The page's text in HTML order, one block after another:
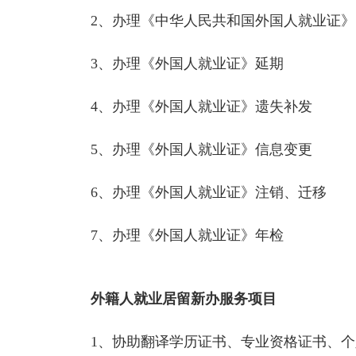
2、办理《中华人民共和国外国人就业证》
3、办理《外国人就业证》延期
4、办理《外国人就业证》遗失补发
5、办理《外国人就业证》信息变更
6、办理《外国人就业证》注销、迁移
7、办理《外国人就业证》年检
外籍人就业居留新办服务项目
1、协助翻译学历证书、专业资格证书、个